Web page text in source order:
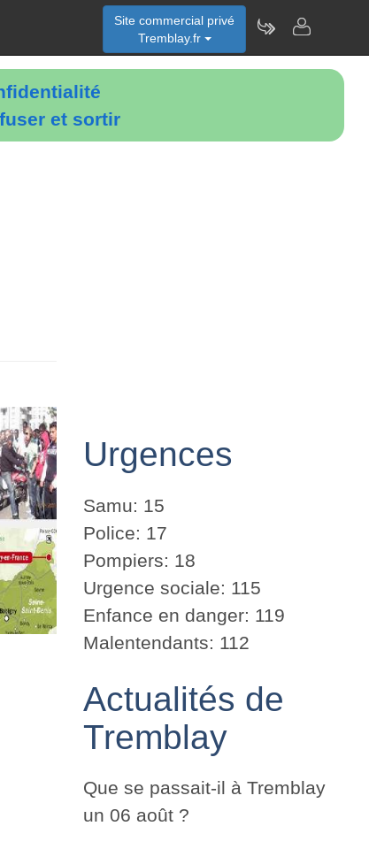
et sortir
Site commercial privé
Tremblay.fr
Urgences
Samu: 15
Police: 17
Pompiers: 18
Urgence sociale: 115
Enfance en danger: 119
Malentendants: 112
Actualités de
Tremblay
Que se passait-il à Tremblay
un 06 août ?